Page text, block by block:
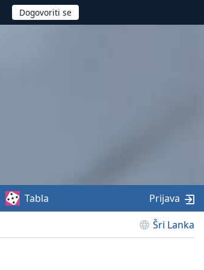
Šri Lanka
Tabla Prijava